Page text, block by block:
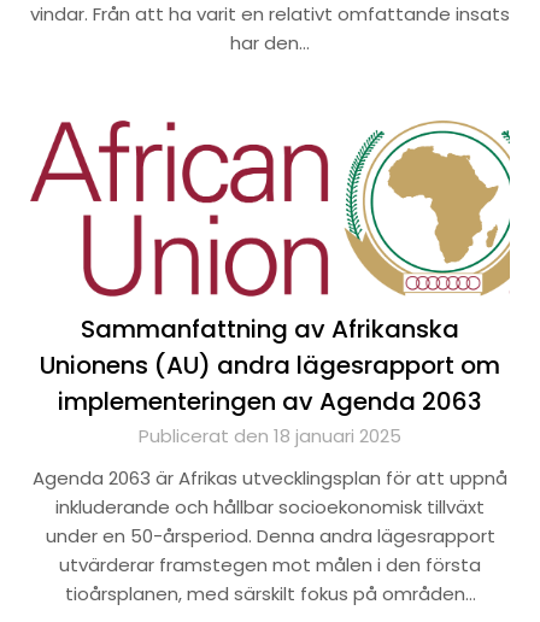
vindar. Från att ha varit en relativt omfattande insats
har den…
Sammanfattning av Afrikanska
Unionens (AU) andra lägesrapport om
implementeringen av Agenda 2063
Publicerat den 18 januari 2025
Agenda 2063 är Afrikas utvecklingsplan för att uppnå
inkluderande och hållbar socioekonomisk tillväxt
under en 50-årsperiod. Denna andra lägesrapport
utvärderar framstegen mot målen i den första
tioårsplanen, med särskilt fokus på områden…